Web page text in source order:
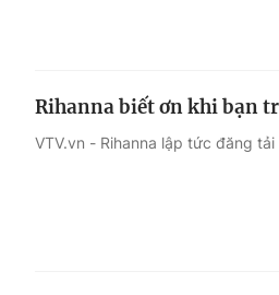
Điện ảnh
Âm nhạc
Rihanna biết ơn khi bạn
VTV.vn - Rihanna lập tức đăng